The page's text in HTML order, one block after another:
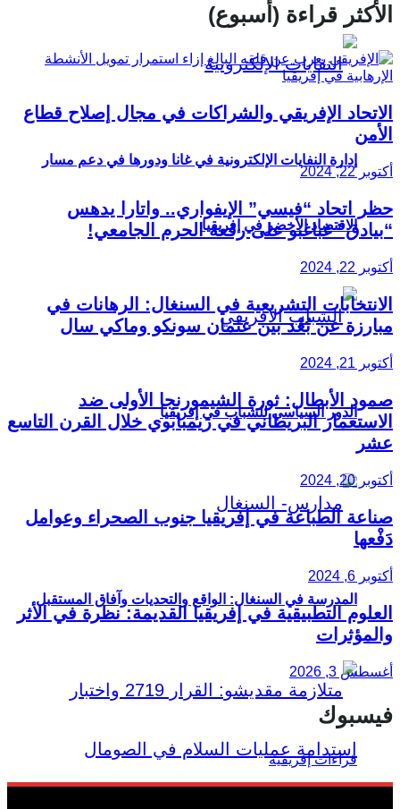
إدارة النفايات الإلكترونية في غانا ودورها في دعم مسار
الاقتصاد الأخضر في إفريقيا
الدور السياسي للشباب في إفريقيا
المدرسة في السنغال: الواقع والتحديات وآفاق المستقبل
الأكثر قراءة (أسبوع)
الاتحاد الإفريقي والشراكات في مجال إصلاح قطاع
الأمن
أكتوبر 22, 2024
حظر اتحاد “فيسي” الإيفواري.. واتارا يدهس
“بيادق” غباغبو على رقعة الحرم الجامعي!
أكتوبر 22, 2024
الانتخابات التشريعية في السنغال: الرهانات في
مبارزة عن بُعْد بين عثمان سونكو وماكي سال
أكتوبر 21, 2024
صمود الأبطال: ثورة الشيمورنجا الأولى ضد
الاستعمار البريطاني في زيمبابوي خلال القرن التاسع
عشر
أكتوبر 20, 2024
صناعة الطباعة في إفريقيا جنوب الصحراء وعوامل
دَفْعها
أكتوبر 6, 2024
العلوم التطبيقية في إفريقيا القديمة: نظرة في الأثر
والمؤثرات
أغسطس 3, 2026
فيسبوك